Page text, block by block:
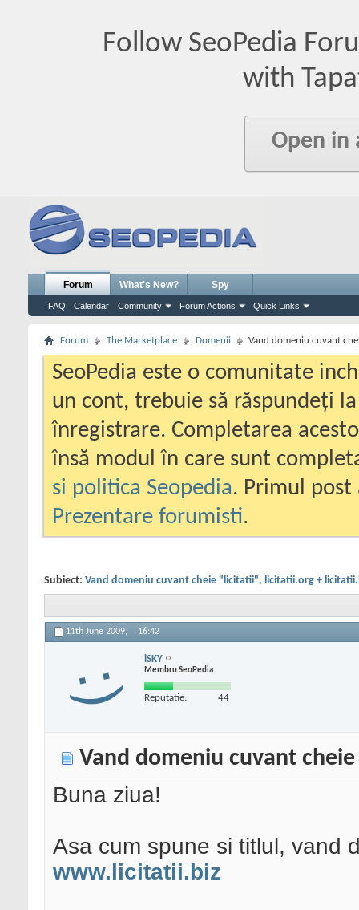
Follow SeoPedia
with
Open in
Forum
FAQ Calendar Community Forum Actions Quick Links
What's New? Spy
Forum The Marketplace Domenii Vand domeniu cuvant
SeoPedia este o comunitate
un cont, trebuie să răspundeți
înregistrare. Completarea
însă modul în care sunt
si politica Seopedia. Primul
Prezentare forumisti.
Subiect: Vand domeniu cuvant cheie "licitatii", licitatii.org +
11th June 2009, 16:42
iSKY
Membru SeoPedia
Reputatie: 44
Vand domeniu cuvant
Buna ziua!
Asa cum spune si titlul, vand
www.licitatii.biz